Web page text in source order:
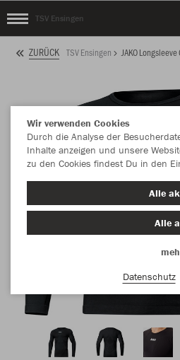
TSV Ensingen
ZURÜCK TSV Ensingen JAKO
Wir verwenden Cookies
Durch die Analyse der
Inhalte anzeigen und unsere
zu den Cookies findest Du in den
Alle
Alle
Datenschutz